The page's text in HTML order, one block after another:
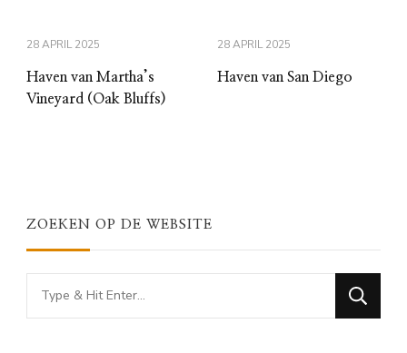
28 APRIL 2025
Haven van Martha’s
Vineyard (Oak Bluffs)
28 APRIL 2025
Haven van San Diego
ZOEKEN OP DE WEBSITE
Looking
for